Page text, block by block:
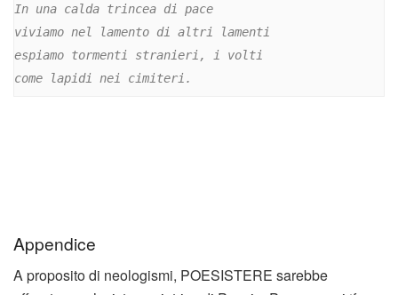
In una calda trincea di pace
viviamo nel lamento di altri lamenti
espiamo tormenti stranieri, i volti
come lapidi nei cimiteri.
Appendice
A proposito di neologismi, POESISTERE sarebbe